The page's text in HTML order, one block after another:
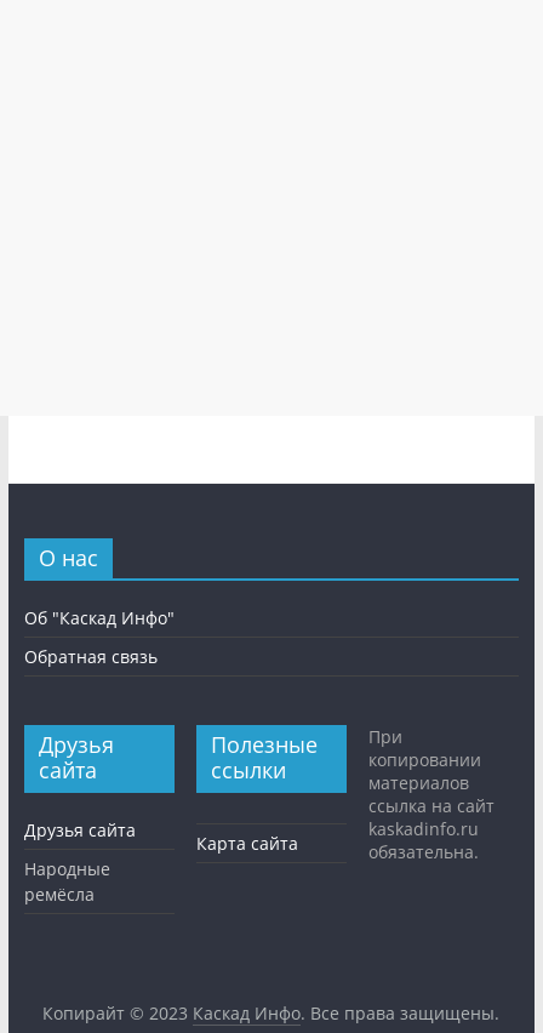
О нас
Об "Каскад Инфо"
Обратная связь
Друзья
сайта
Друзья сайта
Народные
ремёсла
Полезные
ссылки
Карта сайта
При
копировании
материалов
ссылка на сайт
kaskadinfo.ru
обязательна.
Копирайт © 2023 Каскад Инфо. Все права защищены.